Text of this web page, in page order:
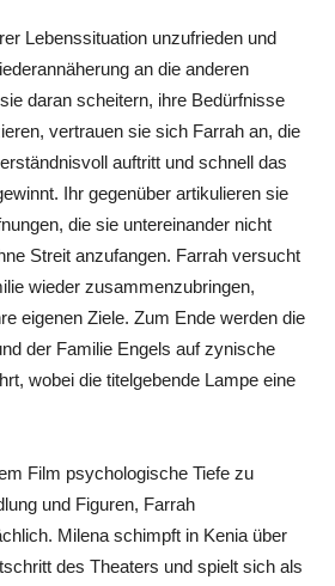
Lebenssituation unzufrieden und
an die anderen
daran scheitern, ihre Bedürfnisse
vertrauen sie sich Farrah an, die
auftritt und schnell das
Ihr gegenüber artikulieren sie
die sie untereinander nicht
Streit anzufangen. Farrah versucht
wieder zusammenzubringen,
eigenen Ziele. Zum Ende werden die
der Familie Engels auf zynische
wobei die titelgebende Lampe eine
Film psychologische Tiefe zu
und Figuren, Farrah
Milena schimpft in Kenia über
des Theaters und spielt sich als